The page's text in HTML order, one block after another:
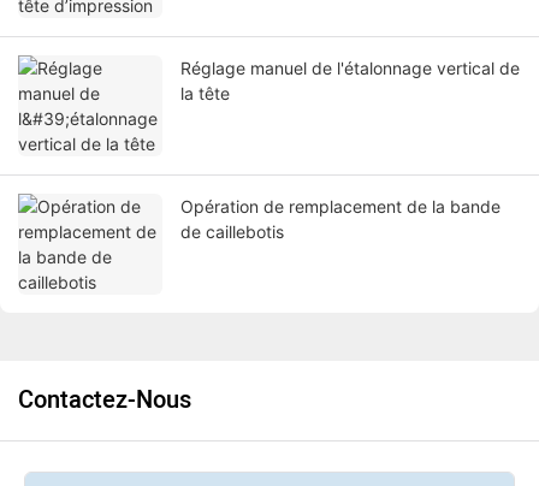
Réglage manuel de l'étalonnage vertical de
la tête
Opération de remplacement de la bande
de caillebotis
Contactez-Nous